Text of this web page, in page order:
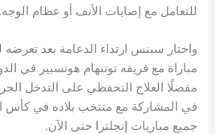
للتعامل مع إصابات الأنف أو عظام الوجه.
واختار سبنس ارتداء الدعامة بعد
مباراة مع فريقه توتنهام هوتسبير في
مفضلًا العلاج التحفظي على التدخل
في المشاركة مع منتخب بلاده في كأس
جميع مباريات إنجلترا حتى الآن.